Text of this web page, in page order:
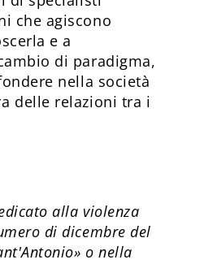
che agiscono
e a
di paradigma,
nella società
delle relazioni tra i
alla violenza
di dicembre del
o nella